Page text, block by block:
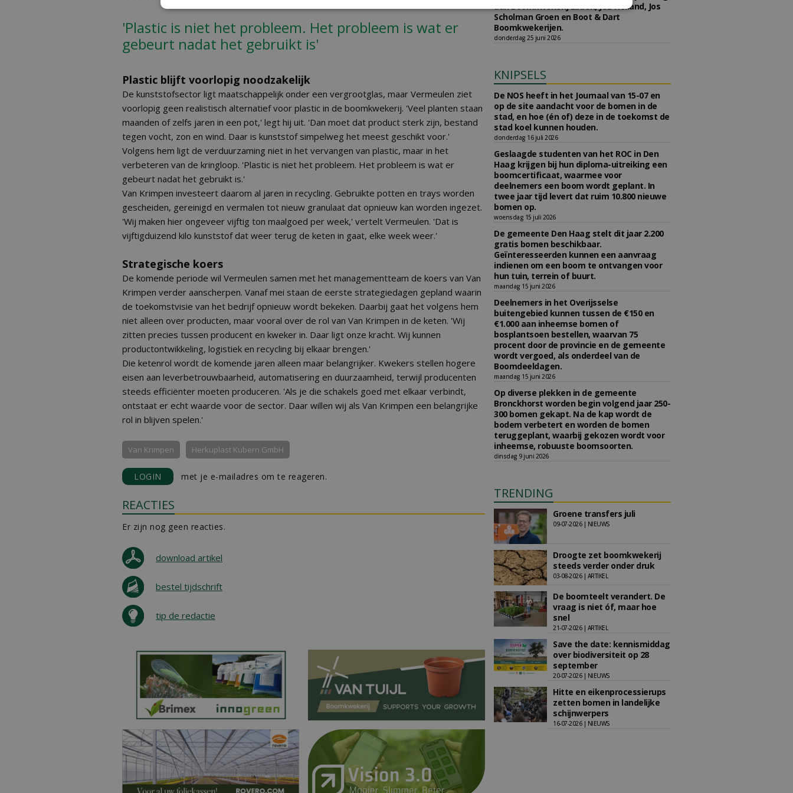
'Plastic is niet het probleem. Het probleem is wat er
gebeurt nadat het gebruikt is'
Plastic blijft voorlopig noodzakelijk
De kunststofsector ligt maatschappelijk onder een vergrootglas, maar Vermeulen ziet
voorlopig geen realistisch alternatief voor plastic in de boomkwekerij. 'Veel planten staan
maanden of zelfs jaren in een pot,' legt hij uit. 'Dan moet dat product sterk zijn, bestand
tegen vocht, zon en wind. Daar is kunststof simpelweg het meest geschikt voor.'
Volgens hem ligt de verduurzaming niet in het vervangen van plastic, maar in het
verbeteren van de kringloop. 'Plastic is niet het probleem. Het probleem is wat er
gebeurt nadat het gebruikt is.'
Van Krimpen investeert daarom al jaren in recycling. Gebruikte potten en trays worden
gescheiden, gereinigd en vermalen tot nieuw granulaat dat opnieuw kan worden ingezet.
'Wij maken hier ongeveer vijftig ton maalgoed per week,' vertelt Vermeulen. 'Dat is
vijftigduizend kilo kunststof dat weer terug de keten in gaat, elke week weer.'
Strategische koers
De komende periode wil Vermeulen samen met het managementteam de koers van Van
Krimpen verder aanscherpen. Vanaf mei staan de eerste strategiedagen gepland waarin
de toekomstvisie van het bedrijf opnieuw wordt bekeken. Daarbij gaat het volgens hem
niet alleen over producten, maar vooral over de rol van Van Krimpen in de keten. 'Wij
zitten precies tussen producent en kweker in. Daar ligt onze kracht. Wij kunnen
productontwikkeling, logistiek en recycling bij elkaar brengen.'
Die ketenrol wordt de komende jaren alleen maar belangrijker. Kwekers stellen hogere
eisen aan leverbetrouwbaarheid, automatisering en duurzaamheid, terwijl producenten
steeds efficiënter moeten produceren. 'Als je die schakels goed met elkaar verbindt,
ontstaat er echt waarde voor de sector. Daar willen wij als Van Krimpen een belangrijke
rol in blijven spelen.'
Van Krimpen Herkuplast Kubern GmbH
LOGIN met je e-mailadres om te reageren.
REACTIES
Er zijn nog geen reacties.
download artikel
bestel tijdschrift
tip de redactie
aan Boomkwekerij Ebben, JUB Holland, Jos
Scholman Groen en Boot & Dart
Boomkwekerijen.
donderdag 25 juni 2026
KNIPSELS
De NOS heeft in het Journaal van 15-07 en
op de site aandacht voor de bomen in de
stad, en hoe (én of) deze in de toekomst de
stad koel kunnen houden.
donderdag 16 juli 2026
Geslaagde studenten van het ROC in Den
Haag krijgen bij hun diploma-uitreiking een
boomcertificaat, waarmee voor
deelnemers een boom wordt geplant. In
twee jaar tijd levert dat ruim 10.800 nieuwe
bomen op.
woensdag 15 juli 2026
De gemeente Den Haag stelt dit jaar 2.200
gratis bomen beschikbaar.
Geïnteresseerden kunnen een aanvraag
indienen om een boom te ontvangen voor
hun tuin, terrein of buurt.
maandag 15 juni 2026
Deelnemers in het Overijsselse
buitengebied kunnen tussen de €150 en
€1.000 aan inheemse bomen of
bosplantsoen bestellen, waarvan 75
procent door de provincie en de gemeente
wordt vergoed, als onderdeel van de
Boomdeeldagen.
maandag 15 juni 2026
Op diverse plekken in de gemeente
Bronckhorst worden begin volgend jaar 250-
300 bomen gekapt. Na de kap wordt de
bodem verbetert en worden de bomen
teruggeplant, waarbij gekozen wordt voor
inheemse, robuuste boomsoorten.
dinsdag 9 juni 2026
TRENDING
Groene transfers juli
09-07-2026 | NIEUWS
Droogte zet boomkwekerij
steeds verder onder druk
03-08-2026 | ARTIKEL
De boomteelt verandert. De
vraag is niet óf, maar hoe
snel
21-07-2026 | ARTIKEL
Save the date: kennismiddag
over biodiversiteit op 28
september
20-07-2026 | NIEUWS
Hitte en eikenprocessierups
zetten bomen in landelijke
schijnwerpers
16-07-2026 | NIEUWS